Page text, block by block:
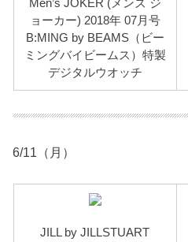
Men’s JOKER (メンズ ジ
ョーカー) 2018年 07月号
B:MING by BEAMS（ビー
ミングバイビームス）特製
デジタルウオッチ
6/11（月）
JILL by JILLSTUART